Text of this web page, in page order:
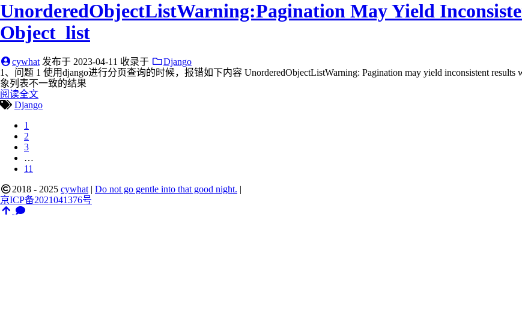
UnorderedObjectListWarning:Pagination May Yield
Object_list
cywhat 发布于 2023-04-11 收录于
Django
1、问题 1 使用django进行分页查询的时候，报错如下内容 UnorderedObjectListWarning: Pagination may yield inconsistent
象列表不一致的结果
阅读全文
Django
1
2
3
…
11
2018 - 2025 cywhat | Do not go gentle into that good night. |
京ICP备2021041376号